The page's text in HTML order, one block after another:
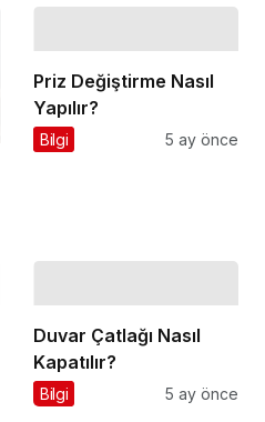
Priz Değiştirme Nasıl
Yapılır?
Bilgi 5 ay önce
Duvar Çatlağı Nasıl
Kapatılır?
Bilgi 5 ay önce